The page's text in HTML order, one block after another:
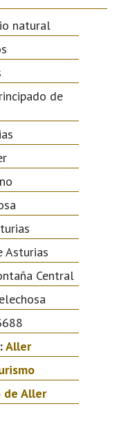
natural
de
Central
Aller
Aller